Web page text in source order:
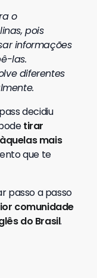
o
pois
informações
las.
diferentes
decidiu
tirar
mais
que te
passo a passo
comunidade
do Brasil.